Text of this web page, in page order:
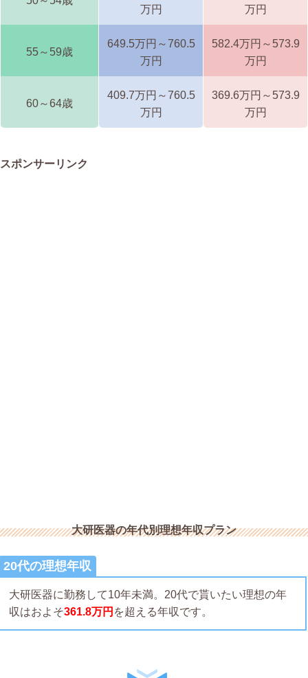
万円 万円
55～59歳
649.5万円～760.5
万円
582.4万円～573.9
万円
60～64歳
409.7万円～760.5
万円
369.6万円～573.9
万円
スポンサーリンク
大研医器の年代別理想年収プラン
20代の理想年収
大研医器に勤務して10年未満。20代で貰いたい理想の年
収はおよそ361.8万円 を超える年収です。